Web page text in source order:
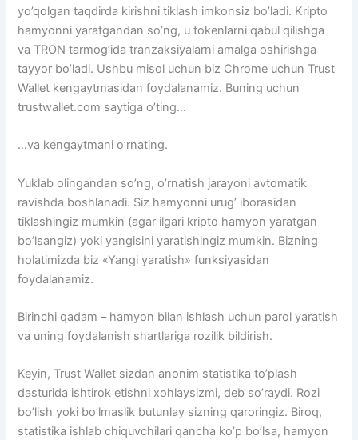
yo’qolgan taqdirda kirishni tiklash imkonsiz bo’ladi. Kripto
hamyonni yaratgandan so’ng, u tokenlarni qabul qilishga
va TRON tarmog’ida tranzaksiyalarni amalga oshirishga
tayyor bo’ladi. Ushbu misol uchun biz Chrome uchun Trust
Wallet kengaytmasidan foydalanamiz. Buning uchun
trustwallet.com saytiga o’ting…
…va kengaytmani o’rnating.
Yuklab olingandan so’ng, o’rnatish jarayoni avtomatik
ravishda boshlanadi. Siz hamyonni urug’ iborasidan
tiklashingiz mumkin (agar ilgari kripto hamyon yaratgan
bo’lsangiz) yoki yangisini yaratishingiz mumkin. Bizning
holatimizda biz «Yangi yaratish» funksiyasidan
foydalanamiz.
Birinchi qadam – hamyon bilan ishlash uchun parol yaratish
va uning foydalanish shartlariga rozilik bildirish.
Keyin, Trust Wallet sizdan anonim statistika to’plash
dasturida ishtirok etishni xohlaysizmi, deb so’raydi. Rozi
bo’lish yoki bo’lmaslik butunlay sizning qaroringiz. Biroq,
statistika ishlab chiquvchilari qancha ko’p bo’lsa, hamyon